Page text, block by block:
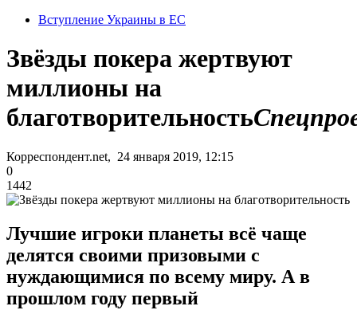
Вступление Украины в ЕС
Звёзды покера жертвуют
миллионы на
благотворительность
Корреспондент.net, 24 января 2019, 12:15
0
1442
Лучшие игроки планеты всё чаще
делятся своими призовыми с
нуждающимися по всему миру. А в
прошлом году первый